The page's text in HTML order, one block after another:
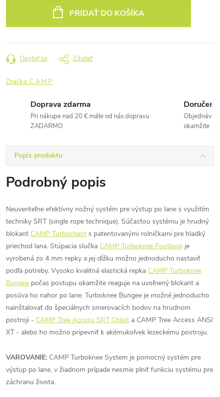
PRIDAŤ DO KOŠÍKA
Opýtať sa Zdieľať
Značka:C.A.M.P.
Doprava zdarma
Pri nákupe nad 20 € máte od nás dopravu
ZADARMO
okamžite
Popis produktu
Podrobný popis
Neuveriteľne efektívny nožný systém pre výstup po lane s využitím
techniky SRT (single rope technique). Súčasťou systému je hrudný
blokant CAMP Turbochest s patentovanými rolničkami pre hladký
priechod lana. Stúpacia slučka CAMP Turboknee Footloop je
vyrobená zo 4 mm repky a jej dĺžku možno jednoducho nastaviť
podľa potreby. Vysoko kvalitná elastická repka CAMP Turboknee
Bungee počas postupu okamžite reaguje na uvoľnený blokant a
posúva ho nahor po lane. Turboknee Bungee je možné jednoducho
nainštalovať do špeciálnych smerovacích bodov na hrudnom
postroji - CAMP Tree Access SRT Chest a CAMP Tree Access ANSI
XT - alebo ho možno pripevniť k akémukoľvek lezeckému postroju.
VAROVANIE: CAMP Turboknee System je pomocný systém pre
výstup po lane, v žiadnom prípade nesmie plniť funkciu systému pre
záchranu života.